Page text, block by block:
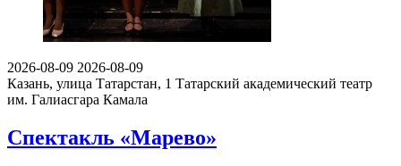
2026-08-09 2026-08-09
Казань, улица Татарстан, 1 Татарский академический театр
им. Галиасгара Камала
Спектакль «Марево»